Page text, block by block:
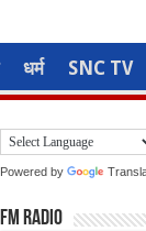
धर्म SNC TV
Powered by
FM Radio